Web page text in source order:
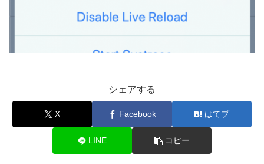
シェアする
X Facebook はてブ
LINE コピー